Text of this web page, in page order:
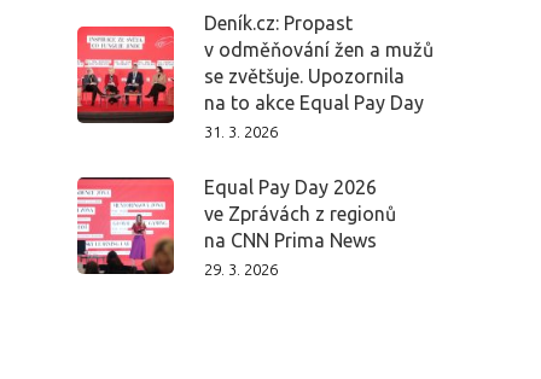
Deník.cz: Propast
v odměňování žen a mužů
se zvětšuje. Upozornila
na to akce Equal Pay Day
31. 3. 2026
Equal Pay Day 2026
ve Zprávách z regionů
na CNN Prima News
29. 3. 2026